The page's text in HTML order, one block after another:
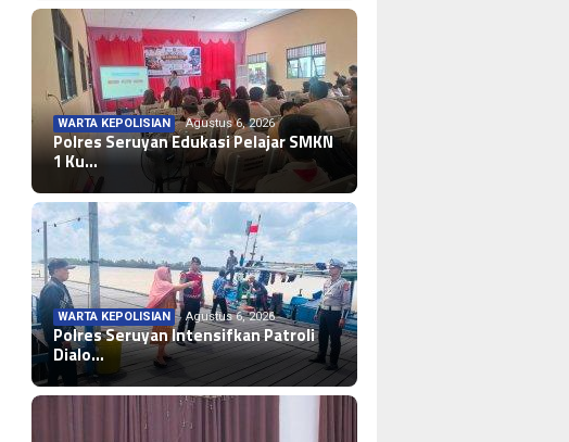
WARTA KEPOLISIAN Agustus 6, 2026
Polres Seruyan Edukasi Pelajar SMKN
1 Ku…
WARTA KEPOLISIAN Agustus 6, 2026
Polres Seruyan Intensifkan Patroli
Dialo…